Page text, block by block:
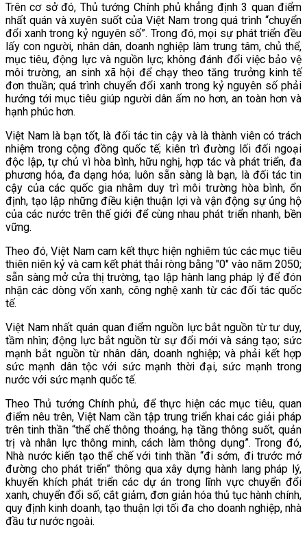
Trên cơ sở đó, Thủ tướng Chính phủ khẳng định 3 quan điểm
nhất quán và xuyên suốt của Việt Nam trong quá trình “chuyển
đổi xanh trong kỷ nguyên số”. Trong đó, mọi sự phát triển đều
lấy con người, nhân dân, doanh nghiệp làm trung tâm, chủ thể,
mục tiêu, động lực và nguồn lực; không đánh đổi việc bảo vệ
môi trường, an sinh xã hội để chạy theo tăng trưởng kinh tế
đơn thuần; quá trình chuyển đổi xanh trong kỷ nguyên số phải
hướng tới mục tiêu giúp người dân ấm no hơn, an toàn hơn và
hạnh phúc hơn.
Việt Nam là bạn tốt, là đối tác tin cậy và là thành viên có trách
nhiệm trong cộng đồng quốc tế; kiên trì đường lối đối ngoại
độc lập, tự chủ vì hòa bình, hữu nghị, hợp tác và phát triển, đa
phương hóa, đa dạng hóa; luôn sẵn sàng là bạn, là đối tác tin
cậy của các quốc gia nhằm duy trì môi trường hòa bình, ổn
định, tạo lập những điều kiện thuận lợi và vận động sự ủng hộ
của các nước trên thế giới để cùng nhau phát triển nhanh, bền
vững.
Theo đó, Việt Nam cam kết thực hiện nghiêm túc các mục tiêu
thiên niên kỷ và cam kết phát thải ròng bằng "0" vào năm 2050;
sẵn sàng mở cửa thị trường, tạo lập hành lang pháp lý để đón
nhận các dòng vốn xanh, công nghệ xanh từ các đối tác quốc
tế.
Việt Nam nhất quán quan điểm nguồn lực bắt nguồn từ tư duy,
tầm nhìn; động lực bắt nguồn từ sự đổi mới và sáng tạo; sức
mạnh bắt nguồn từ nhân dân, doanh nghiệp; và phải kết hợp
sức mạnh dân tộc với sức mạnh thời đại, sức mạnh trong
nước với sức mạnh quốc tế.
Theo Thủ tướng Chính phủ, để thực hiện các mục tiêu, quan
điểm nêu trên, Việt Nam cần tập trung triển khai các giải pháp
trên tinh thần “thể chế thông thoáng, hạ tầng thông suốt, quản
trị và nhân lực thông minh, cách làm thông dụng”. Trong đó,
Nhà nước kiến tạo thể chế với tinh thần “đi sớm, đi trước mở
đường cho phát triển” thông qua xây dựng hành lang pháp lý,
khuyến khích phát triển các dự án trong lĩnh vực chuyển đổi
xanh, chuyển đổi số; cắt giảm, đơn giản hóa thủ tục hành chính,
quy định kinh doanh, tạo thuận lợi tối đa cho doanh nghiệp, nhà
đầu tư nước ngoài.